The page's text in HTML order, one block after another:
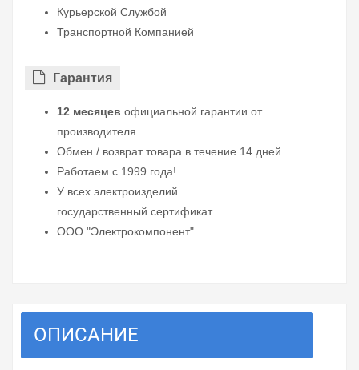
Курьерской Службой
Транспортной Компанией
Гарантия
12 месяцев официальной гарантии от
производителя
Обмен / возврат товара в течение 14 дней
Работаем с 1999 года!
У всех электроизделий
государственный сертификат
ООО "Электрокомпонент"
ОПИСАНИЕ